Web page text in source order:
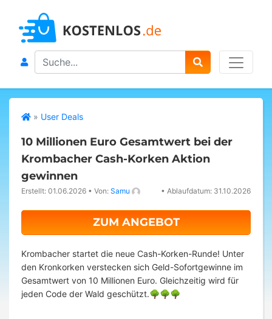
Search
» User Deals
10 Millionen Euro Gesamtwert bei der
Krombacher Cash-Korken Aktion
gewinnen
Erstellt: 01.06.2026 • Von: Samu • Ablaufdatum: 31.10.2026
ZUM ANGEBOT
Krombacher startet die neue Cash-Korken-Runde! Unter
den Kronkorken verstecken sich Geld-Sofortgewinne im
Gesamtwert von 10 Millionen Euro. Gleichzeitig wird für
jeden Code der Wald geschützt.🌳🌳🌳